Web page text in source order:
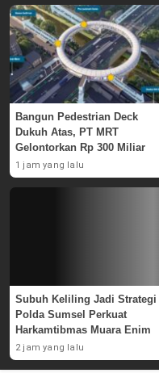
Bangun Pedestrian Deck
Dukuh Atas, PT MRT
Gelontorkan Rp 300 Miliar
1 jam yang lalu
Subuh Keliling Jadi Strategi
Polda Sumsel Perkuat
Harkamtibmas Muara Enim
2 jam yang lalu